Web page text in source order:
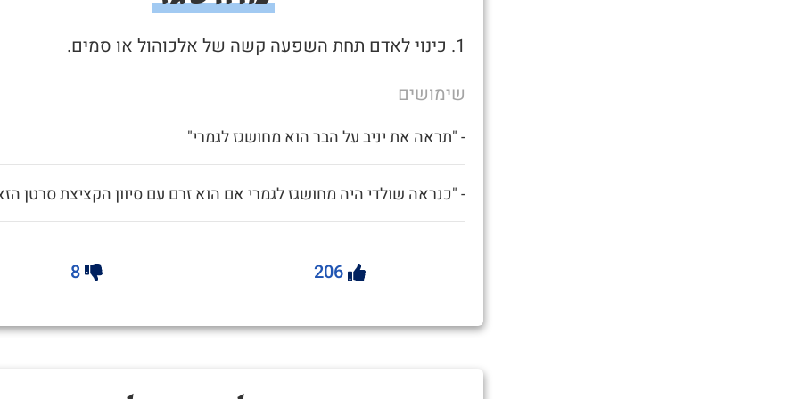
1. כינוי לאדם תחת השפעה קשה של אלכוהול או סמים.
שימושים
- "תראה את יניב על הבר הוא מחושגז לגמרי"
- "כנראה שולדי היה מחושגז לגמרי אם הוא זרם עם סיוון הקציצת סרטן
206
8